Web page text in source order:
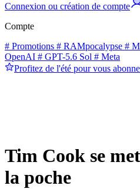
Connexion ou création de compte
Compte
# Promotions # RAMpocalypse #
OpenAI # GPT-5.6 Sol # Meta
Profitez de l'été pour vous
Tim Cook se
la poche